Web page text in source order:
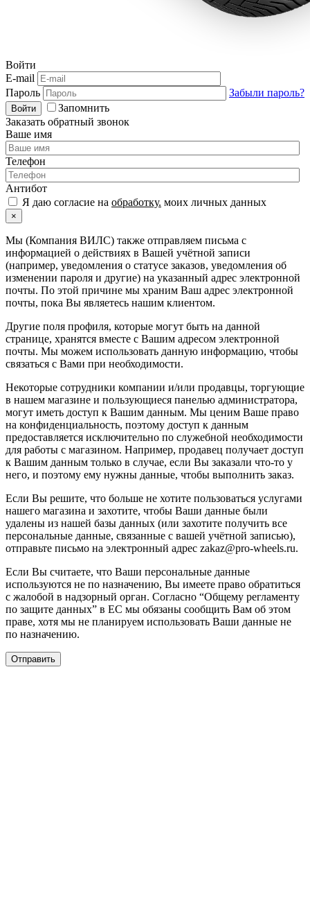
Войти
E-mail
Пароль
Забыли пароль?
Войти
Запомнить
Заказать обратный звонок
Ваше имя
Телефон
Антибот
Я даю согласие на обработку. моих личных данных
×
Мы (Компания ВИЛС) также отправляем письма с
информацией о действиях в Вашей учётной записи
(например, уведомления о статусе заказов, уведомления об
изменении пароля и другие) на указанный адрес электронной
почты. По этой причине мы храним Ваш адрес электронной
почты, пока Вы являетесь нашим клиентом.
Другие поля профиля, которые могут быть на данной
странице, хранятся вместе с Вашим адресом электронной
почты. Мы можем использовать данную информацию, чтобы
связаться с Вами при необходимости.
Некоторые сотрудники компании и/или продавцы, торгующие
в нашем магазине и пользующиеся панелью администратора,
могут иметь доступ к Вашим данным. Мы ценим Ваше право
на конфиденциальность, поэтому доступ к данным
предоставляется исключительно по служебной необходимости
для работы с магазином. Например, продавец получает доступ
к Вашим данным только в случае, если Вы заказали что-то у
него, и поэтому ему нужны данные, чтобы выполнить заказ.
Если Вы решите, что больше не хотите пользоваться услугами
нашего магазина и захотите, чтобы Ваши данные были
удалены из нашей базы данных (или захотите получить все
персональные данные, связанные с вашей учётной записью),
отправьте письмо на электронный адрес zakaz@pro-wheels.ru.
Если Вы считаете, что Ваши персональные данные
используются не по назначению, Вы имеете право обратиться
с жалобой в надзорный орган. Согласно “Общему регламенту
по защите данных” в ЕС мы обязаны сообщить Вам об этом
праве, хотя мы не планируем использовать Ваши данные не
по назначению.
Отправить